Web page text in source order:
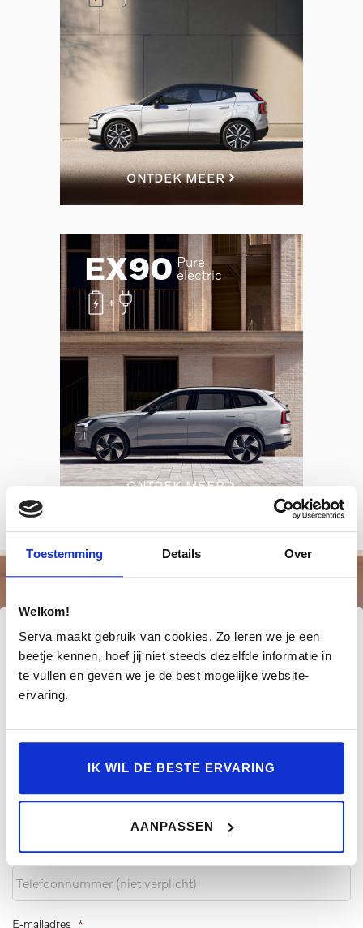
Toestemming Details Over
Welkom!
Serva maakt gebruik van cookies. Zo leren we je een
beetje kennen, hoef jij niet steeds dezelfde informatie in
te vullen en geven we je de best mogelijke website-
ervaring.
IK WIL DE BESTE ERVARING
AANPASSEN
ONTDEK MEER
EX90 Pure
electric
ONTDEK MEER
Plan een adviesgesprek
Proefrit
Telefoonnummer *
E-mailadres *